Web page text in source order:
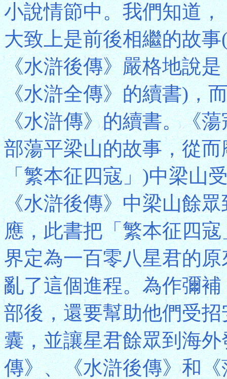
小說情節中。我們知道
大致上是前後相繼的故
《水滸後傳》嚴格地說
《水滸全傳》的續書)，
《水滸傳》的續書。《
部蕩平梁山的故事，從
「繁本征四寇」)中梁山
《水滸後傳》中梁山餘
應，此書把「繁本征四
界定為一百零八星君的
亂了這個進程。為作彌
部後，還要幫助他們受
囊，並讓星君餘眾到海
傳》、《水滸後傳》和